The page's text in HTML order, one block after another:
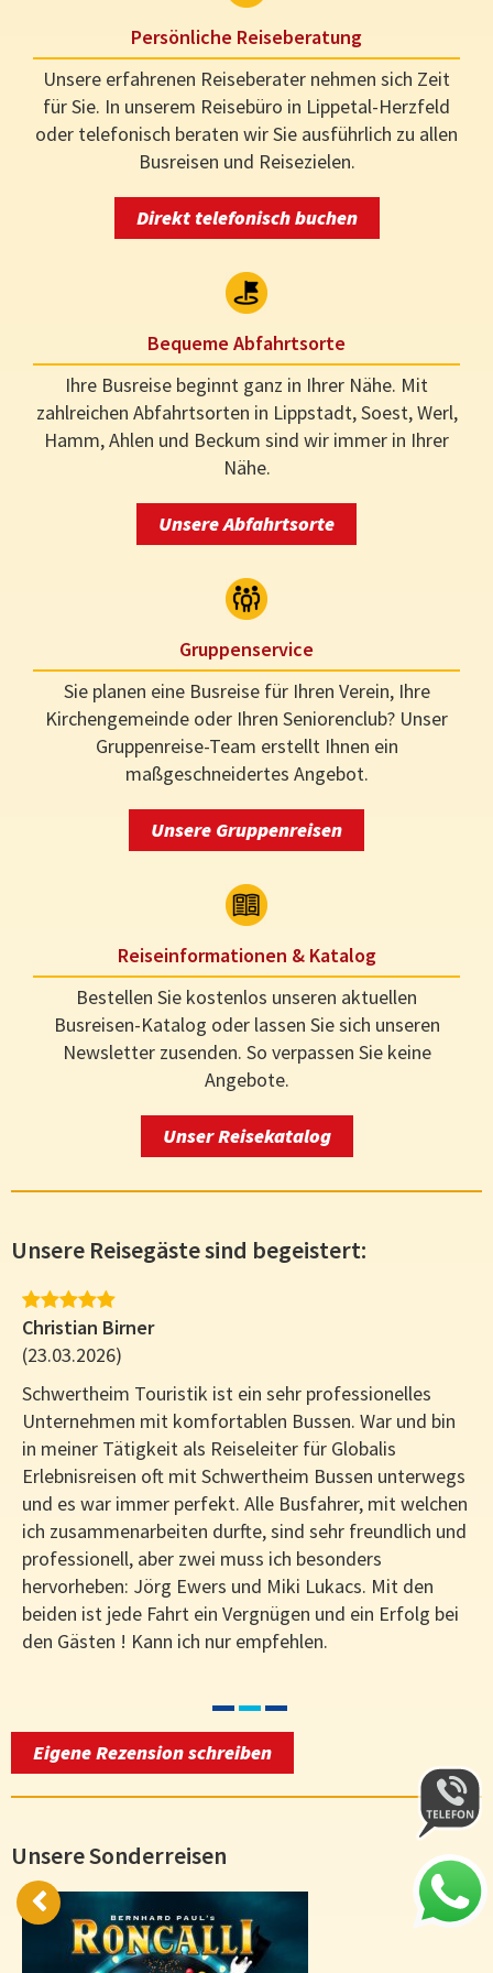
Persönliche Reiseberatung
Unsere erfahrenen Reiseberater nehmen sich Zeit
für Sie. In unserem Reisebüro in Lippetal-Herzfeld
oder telefonisch beraten wir Sie ausführlich zu allen
Busreisen und Reisezielen.
Direkt telefonisch buchen
Bequeme Abfahrtsorte
Ihre Busreise beginnt ganz in Ihrer Nähe. Mit
zahlreichen Abfahrtsorten in Lippstadt, Soest, Werl,
Hamm, Ahlen und Beckum sind wir immer in Ihrer
Nähe.
Unsere Abfahrtsorte
Gruppenservice
Sie planen eine Busreise für Ihren Verein, Ihre
Kirchengemeinde oder Ihren Seniorenclub? Unser
Gruppenreise-Team erstellt Ihnen ein
maßgeschneidertes Angebot.
Unsere Gruppenreisen
Reiseinformationen & Katalog
Bestellen Sie kostenlos unseren aktuellen
Busreisen-Katalog oder lassen Sie sich unseren
Newsletter zusenden. So verpassen Sie keine
Angebote.
Unser Reisekatalog
Unsere Reisegäste sind begeistert:
Christian Birner
(23.03.2026)
Schwertheim Touristik ist ein sehr professionelles
Unternehmen mit komfortablen Bussen. War und bin
in meiner Tätigkeit als Reiseleiter für Globalis
Erlebnisreisen oft mit Schwertheim Bussen unterwegs
und es war immer perfekt. Alle Busfahrer, mit welchen
ich zusammenarbeiten durfte, sind sehr freundlich und
professionell, aber zwei muss ich besonders
hervorheben: Jörg Ewers und Miki Lukacs. Mit den
beiden ist jede Fahrt ein Vergnügen und ein Erfolg bei
den Gästen ! Kann ich nur empfehlen.
Eigene Rezension schreiben
Unsere Sonderreisen